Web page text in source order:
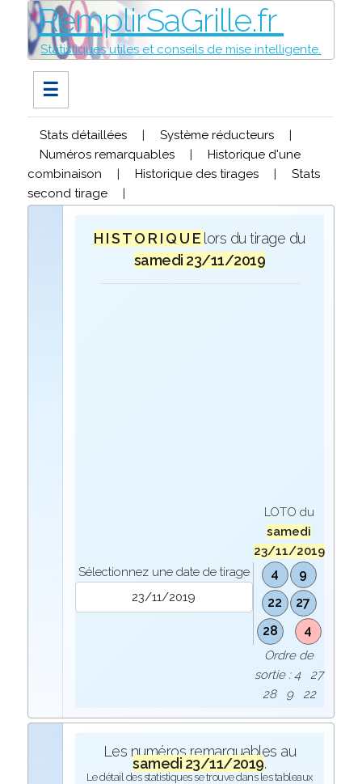
RemplirSaGrille.fr
Statistiques utiles et conseils de mise intelligente.
☰
Stats détaillées | Système réducteurs
|
Numéros remarquables
|
Historique d'une
combinaison
| Historique des tirages |
Stats
second tirage
|
H I S T O R I Q U E lors du tirage du
samedi 23/11/2019
Sélectionnez une date de tirage
LOTO du
samedi
23/11/2019
4
9
22
27
28
4
Ordre de
sortie : 4 27
28 9 22
Les numéros remarquables au
samedi 23/11/2019.
Le détail des statistiques se trouve dans les tableaux